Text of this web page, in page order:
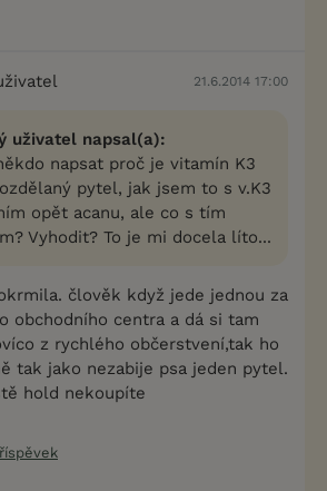
21.6.2014 17:00
uživatel napsal(a):
napsat proč je vitamín K3
pytel, jak jsem to s v.K3
opět acanu, ale co s tím
Vyhodit? To je mi docela líto...
člověk když jede jednou za
obchodního centra a dá si tam
z rychlého občerstvení,tak ho
tak jako nezabije psa jeden pytel.
hold nekoupíte